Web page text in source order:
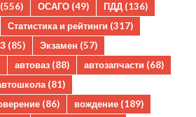
(556) ОСАГО (49) ПДД (136)
Статистика и рейтинги (317)
(85) Экзамен (57)
автоваз (88) автозапчасти (68)
(81)
(86) вождение (189)